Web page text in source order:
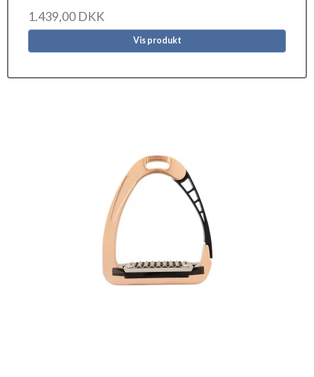
1.439,00 DKK
Vis produkt